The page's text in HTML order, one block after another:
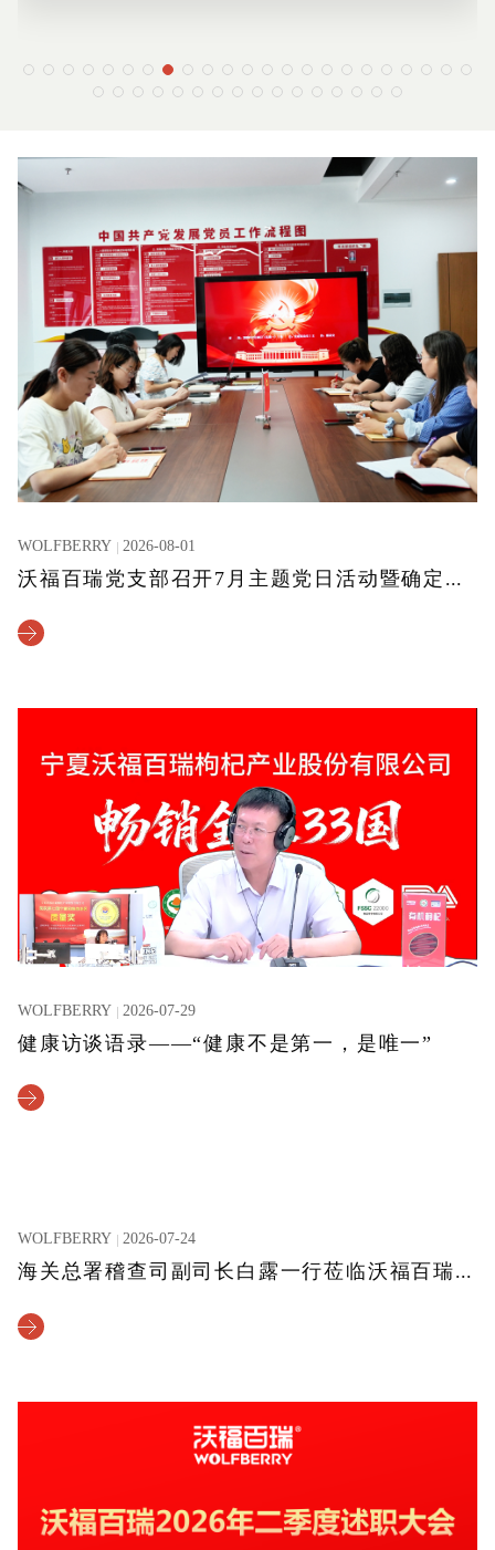
WOLFBERRY 2026-08-01
沃福百瑞党支部召开7月主题党日活动暨确定发展对象党员大会
WOLFBERRY 2026-07-29
健康访谈语录——“健康不是第一，是唯一”
WOLFBERRY 2026-07-24
海关总署稽查司副司长白露一行莅临沃福百瑞参观指导